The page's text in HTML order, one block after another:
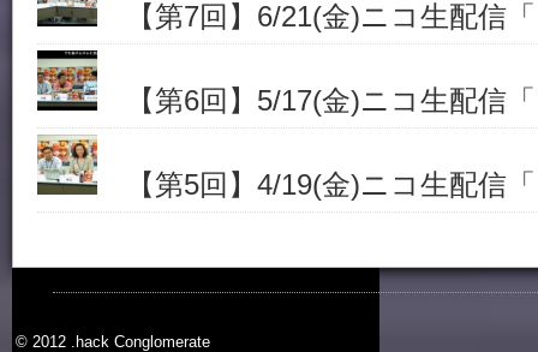
【第7回】6/21(金)ニコ生配信
【第6回】5/17(金)ニコ生配信
【第5回】4/19(金)ニコ生配信
© 2012 .hack Conglomerate